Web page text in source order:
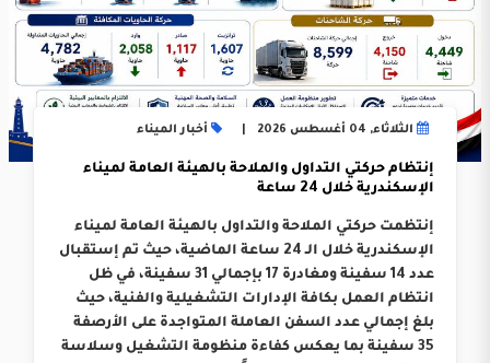
الثلاثاء, 04 أغسطس 2026 أخبار الميناء
إنتظام حركتي التداول والملاحة بالهيئة العامة لميناء
الإسكندرية خلال 24 ساعة
إنتظمت حركتي الملاحة والتداول بالهيئة العامة لميناء
الإسكندرية خلال الـ 24 ساعة الماضية، حيث تم إستقبال
عدد 14 سفينة ومغادرة 17 بإجمالي 31 سفينة، في ظل
انتظام العمل بكافة الإدارات التشغيلية والفنية، حيث
بلغ إجمالي عدد السفن العاملة المتواجدة على الأرصفة
35 سفينة بما يعكس كفاءة منظومة التشغيل وسلاسة